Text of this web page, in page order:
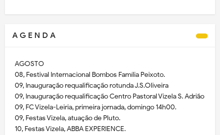
A G E N D A
AGOSTO
08, Festival Internacional Bombos Família Peixoto.
09, Inauguração requalificação rotunda J.S.Oliveira
09, Inauguração requalificação Centro Pastoral Vizela S. Adrião
09, FC Vizela-Leiria, primeira jornada, domingo 14h00.
09, Festas Vizela, atuação de Pluto.
10, Festas Vizela, ABBA EXPERIENCE.